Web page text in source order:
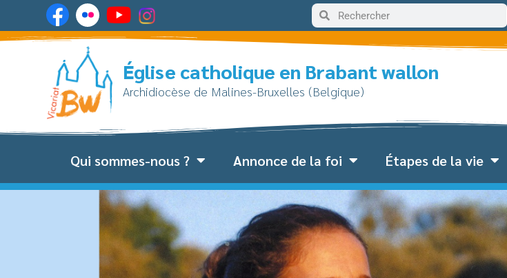
Église catholique en Brabant wallon
Archidiocèse de Malines-Bruxelles (Belgique)
Qui sommes-nous ? Annonce de la foi Étapes de la vie